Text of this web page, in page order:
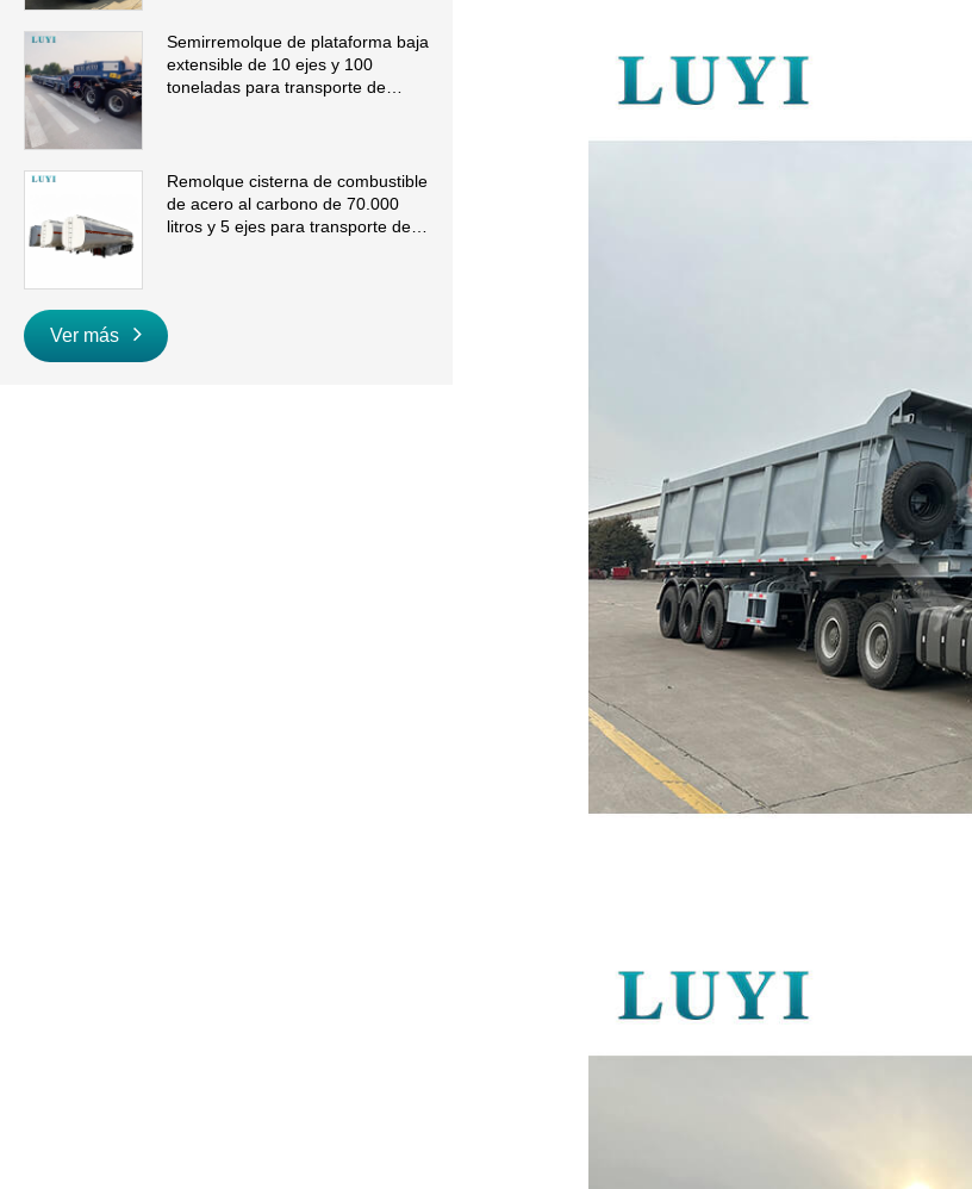
Semirremolque de plataforma baja
extensible de 10 ejes y 100
toneladas para transporte de
Remolque cisterna de combustible
de acero al carbono de 70.000
litros y 5 ejes para transporte de
Ver más